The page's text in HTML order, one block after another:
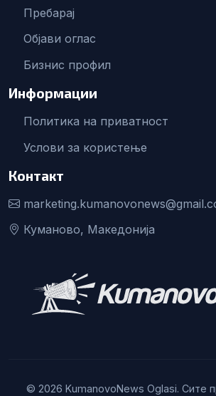
Пребарај
Објави оглас
Бизнис профил
Информации
Политика на приватност
Услови за користење
Контакт
Куманово, Македонија
© 2026 KumanovoNews Oglasi. Сите